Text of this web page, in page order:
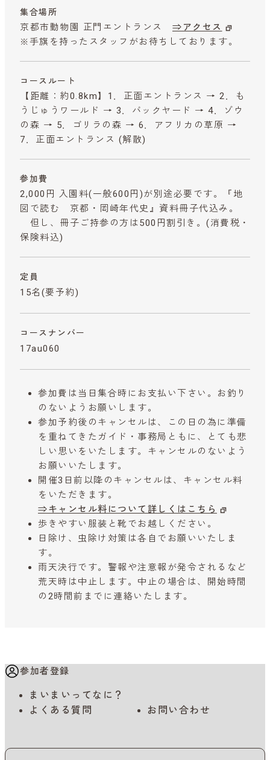
集合場所
京都市動物園 正門エントランス ⇒アクセス
※手旗を持ったスタッフがお待ちしております。
コースルート
【距離：約0.8km】1．正面エントランス → 2．も
うじゅうワールド → 3．バックヤード → 4．ゾウ
の森 → 5．ゴリラの森 → 6．アフリカの草原 →
7．正面エントランス (解散)
参加費
2,000円 入園料(一般600円)が別途必要です。『地
図で読む 京都・岡崎年代史』資料冊子代込み。
但し、冊子ご持参の方は500円割引き。 (消費税・
保険料込)
定員
15名(要予約)
コースナンバー
17au060
参加費は当日集合時にお支払い下さい。お釣り
のないようお願いします。
参加予約後のキャンセルは、この日の為に準備
を重ねてきたガイド・事務局ともに、とても悲
しい思いをいたします。キャンセルのないよう
お願いいたします。
開催3日前以降のキャンセルは、キャンセル料
をいただきます。
⇒キャンセル料について詳しくはこちら
歩きやすい服装と靴でお越しください。
日除け、虫除け対策は各自でお願いいたしま
す。
雨天決行です。警報や注意報が発令されるなど
荒天時は中止します。中止の場合は、開始時間
の2時間前までに連絡いたします。
参加者登録
まいまいってなに？
よくある質問
お問い合わせ